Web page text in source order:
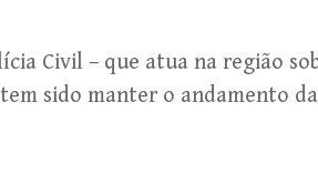
Civil – que atua na região
sido manter o andamento